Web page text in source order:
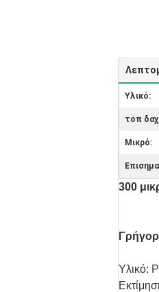
Υλικό:
τοπ
Μικρό:
300
Υλικό: